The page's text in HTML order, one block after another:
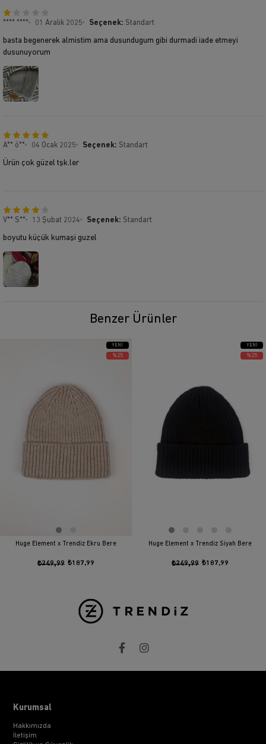
**** **** 01 Aralık 2025 Seçenek: Standart
basta begenerek almistim ama dusundugum gibi durmadi iade etmeyi
dusunuyorum
A** ö** 04 Ocak 2025 Seçenek: Standart
Ürün çok güzel tşk.ler
V** S** 13 Şubat 2024 Seçenek: Standart
boyutu küçük kumaşi guzel
Benzer Ürünler
Huge Element x Trendiz Ekru Bere
₺187,99
₺249,99
YENI
ÜRÜN
%25
Huge Element x Trendiz Siyah Bere
₺187,99
₺249,99
YENI
ÜRÜN
%25
Kurumsal
Hakkımızda
İletişim